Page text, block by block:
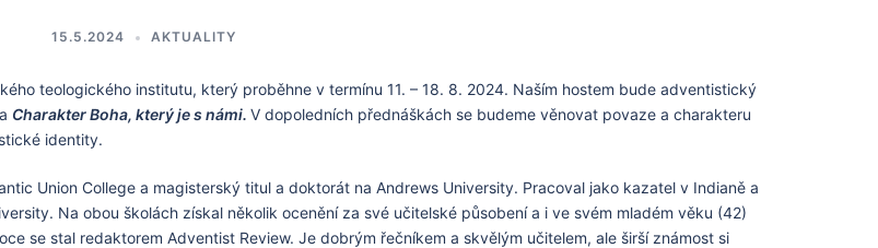
15.5.2024 AKTUALITY
teologického institutu, který proběhne v termínu 11. – 18. 8. 2024. Naším hostem bude adventistický
Charakter Boha, který je s námi. V dopoledních přednáškách se budeme věnovat povaze a charakteru
identity.
Union College a magisterský titul a doktorát na Andrews University. Pracoval jako kazatel v Indianě a
Na obou školách získal několik ocenění za své učitelské působení a i ve svém mladém věku (42)
se stal redaktorem Adventist Review. Je dobrým řečníkem a skvělým učitelem, ale širší známost si